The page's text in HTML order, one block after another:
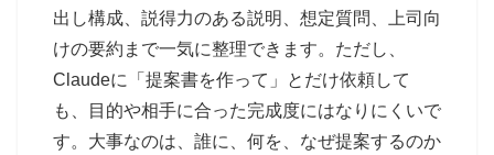
出し構成、説得力のある説明、想定質問、上司向
けの要約まで一気に整理できます。ただし、
Claudeに「提案書を作って」とだけ依頼して
も、目的や相手に合った完成度にはなりにくいで
す。大事なのは、誰に、何を、なぜ提案するのか